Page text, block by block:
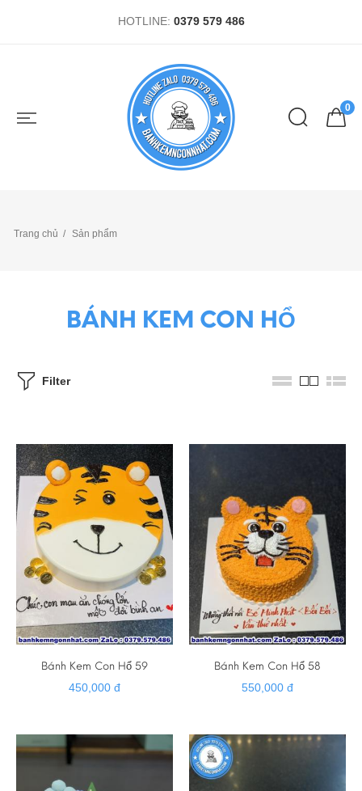
HOTLINE: 0379 579 486
0
Trang chủ Sản phẩm
BÁNH KEM CON HỔ
Filter
Bánh Kem Con Hổ 59
450,000 đ
Bánh Kem Con Hổ 58
550,000 đ